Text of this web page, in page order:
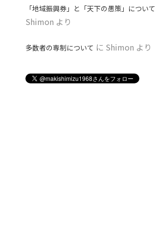
「地域振興券」と「天下の愚策」について
Shimon より
多数者の専制について に Shimon より